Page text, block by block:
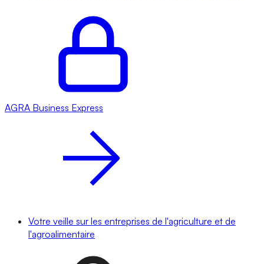
AGRA Business Express
Votre veille sur les entreprises de l'agriculture et de
l'agroalimentaire